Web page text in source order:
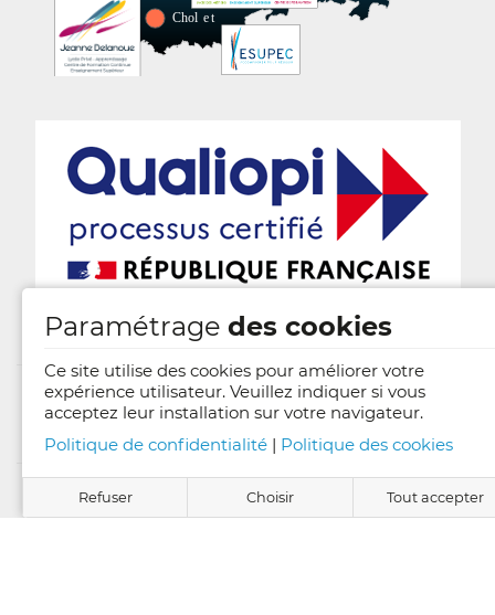
Paramétrage des cookies
Ce site utilise des cookies pour améliorer votre
expérience utilisateur. Veuillez indiquer si vous
acceptez leur installation sur votre navigateur.
Politique de confidentialité | Politique des cookies
Refuser Choisir Tout accepter
Mentions légales
Conditions générales de vente